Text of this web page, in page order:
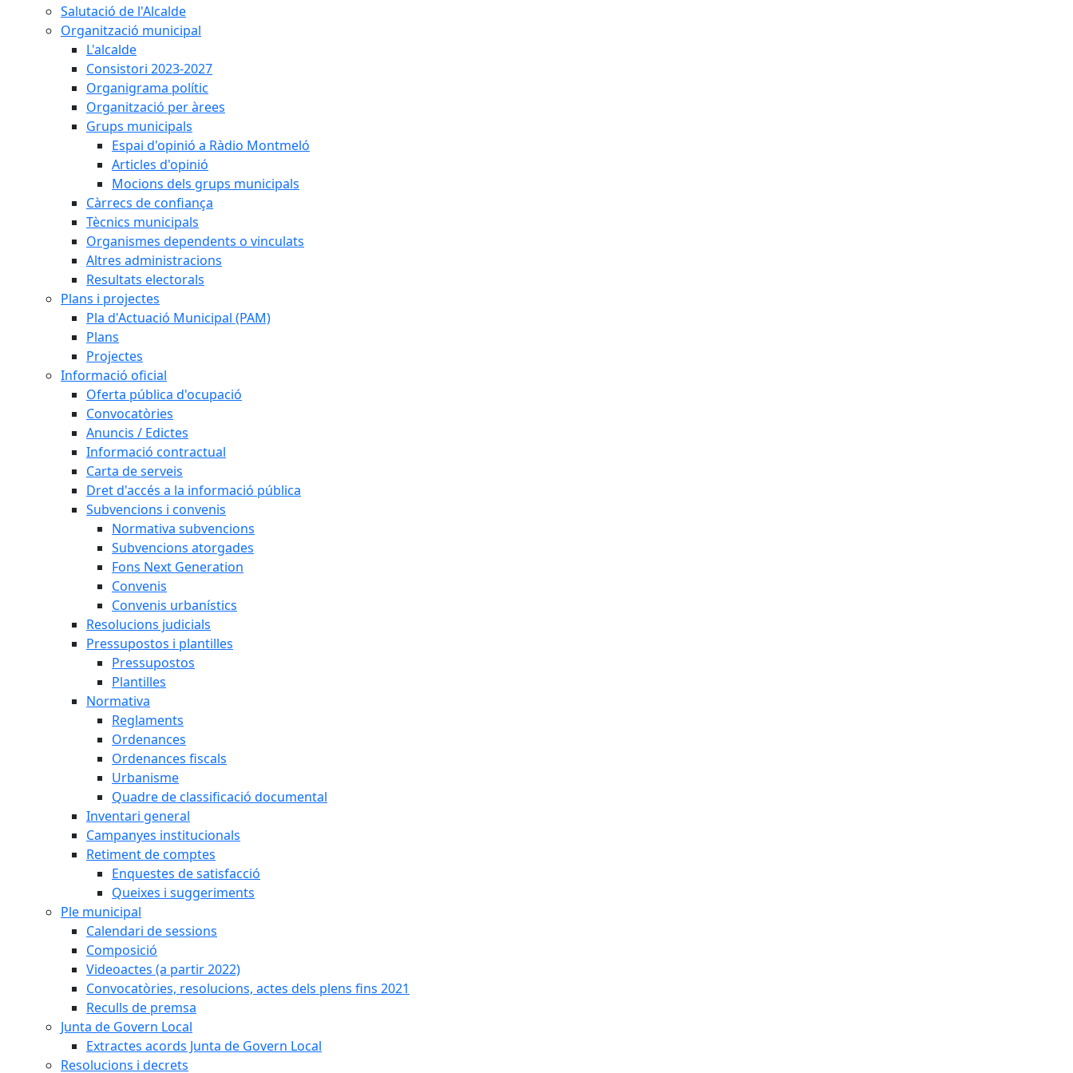
Salutació de l'Alcalde
Organització municipal
L'alcalde
Consistori 2023-2027
Organigrama polític
Organització per àrees
Grups municipals
Espai d'opinió a Ràdio Montmeló
Articles d'opinió
Mocions dels grups municipals
Càrrecs de confiança
Tècnics municipals
Organismes dependents o vinculats
Altres administracions
Resultats electorals
Plans i projectes
Pla d'Actuació Municipal (PAM)
Plans
Projectes
Informació oficial
Oferta pública d'ocupació
Convocatòries
Anuncis / Edictes
Informació contractual
Carta de serveis
Dret d'accés a la informació pública
Subvencions i convenis
Normativa subvencions
Subvencions atorgades
Fons Next Generation
Convenis
Convenis urbanístics
Resolucions judicials
Pressupostos i plantilles
Pressupostos
Plantilles
Normativa
Reglaments
Ordenances
Ordenances fiscals
Urbanisme
Quadre de classificació documental
Inventari general
Campanyes institucionals
Retiment de comptes
Enquestes de satisfacció
Queixes i suggeriments
Ple municipal
Calendari de sessions
Composició
Videoactes (a partir 2022)
Convocatòries, resolucions, actes dels plens fins 2021
Reculls de premsa
Junta de Govern Local
Extractes acords Junta de Govern Local
Resolucions i decrets